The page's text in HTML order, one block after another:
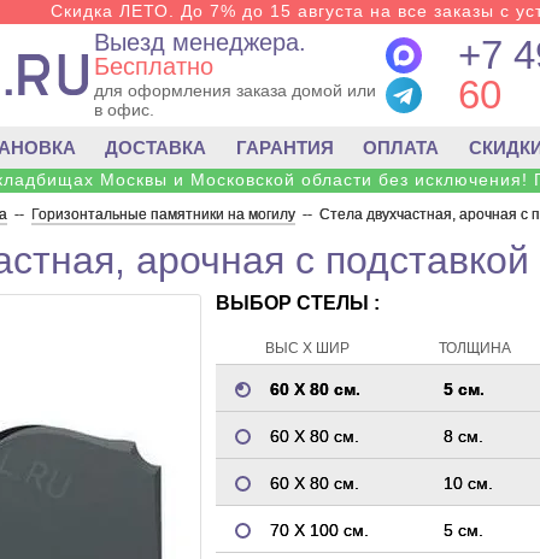
Скидка ЛЕТО. До 7% до 15 августа на все заказы с
Выезд менеджера.
Бесплатно
для оформления заказа домой или
в офис.
+7
60
ДОСТАВКА ГАРАНТИЯ ОПЛАТА
Москвы и Московской области без исключения!
-- Горизонтальные памятники на могилу -- Стела двухчастная, арочная с
арочная с
ВЫБОР СТЕЛЫ :
ВЫС Х ШИР ТОЛЩИНА
60 Х 80 см. 5 см.
60 Х 80 см. 8 см.
60 Х 80 см. 10 см.
70 Х 100 см. 5 см.